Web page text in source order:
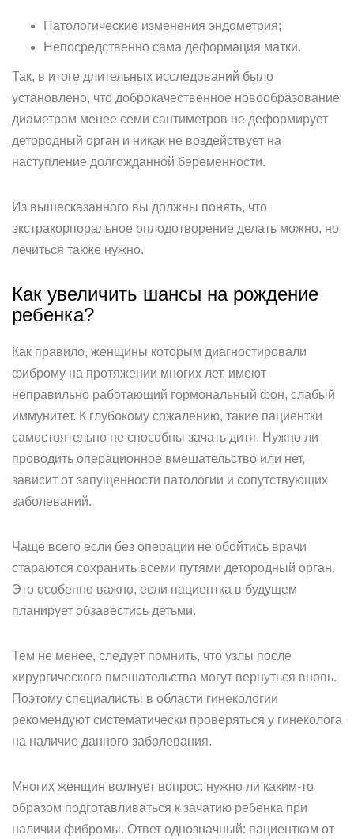
Патологические изменения эндометрия;
Непосредственно сама деформация матки.
Так, в итоге длительных исследований было
установлено, что доброкачественное новообразование
диаметром менее семи сантиметров не деформирует
детородный орган и никак не воздействует на
наступление долгожданной беременности.
Из вышесказанного вы должны понять, что
экстракорпоральное оплодотворение делать можно, но
лечиться также нужно.
Как увеличить шансы на рождение
ребенка?
Как правило, женщины которым диагностировали
фиброму на протяжении многих лет, имеют
неправильно работающий гормональный фон, слабый
иммунитет. К глубокому сожалению, такие пациентки
самостоятельно не способны зачать дитя. Нужно ли
проводить операционное вмешательство или нет,
зависит от запущенности патологии и сопутствующих
заболеваний.
Чаще всего если без операции не обойтись врачи
стараются сохранить всеми путями детородный орган.
Это особенно важно, если пациентка в будущем
планирует обзавестись детьми.
Тем не менее, следует помнить, что узлы после
хирургического вмешательства могут вернуться вновь.
Поэтому специалисты в области гинекологии
рекомендуют систематически проверяться у гинеколога
на наличие данного заболевания.
Многих женщин волнует вопрос: нужно ли каким-то
образом подготавливаться к зачатию ребенка при
наличии фибромы. Ответ однозначный: пациенткам от